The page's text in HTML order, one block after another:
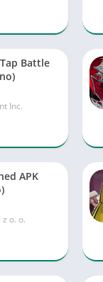
Battle
Inc.
APK
o. o.